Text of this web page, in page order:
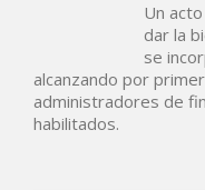
Un
dar la
se
alcanzando por
administradores de
habilitados.